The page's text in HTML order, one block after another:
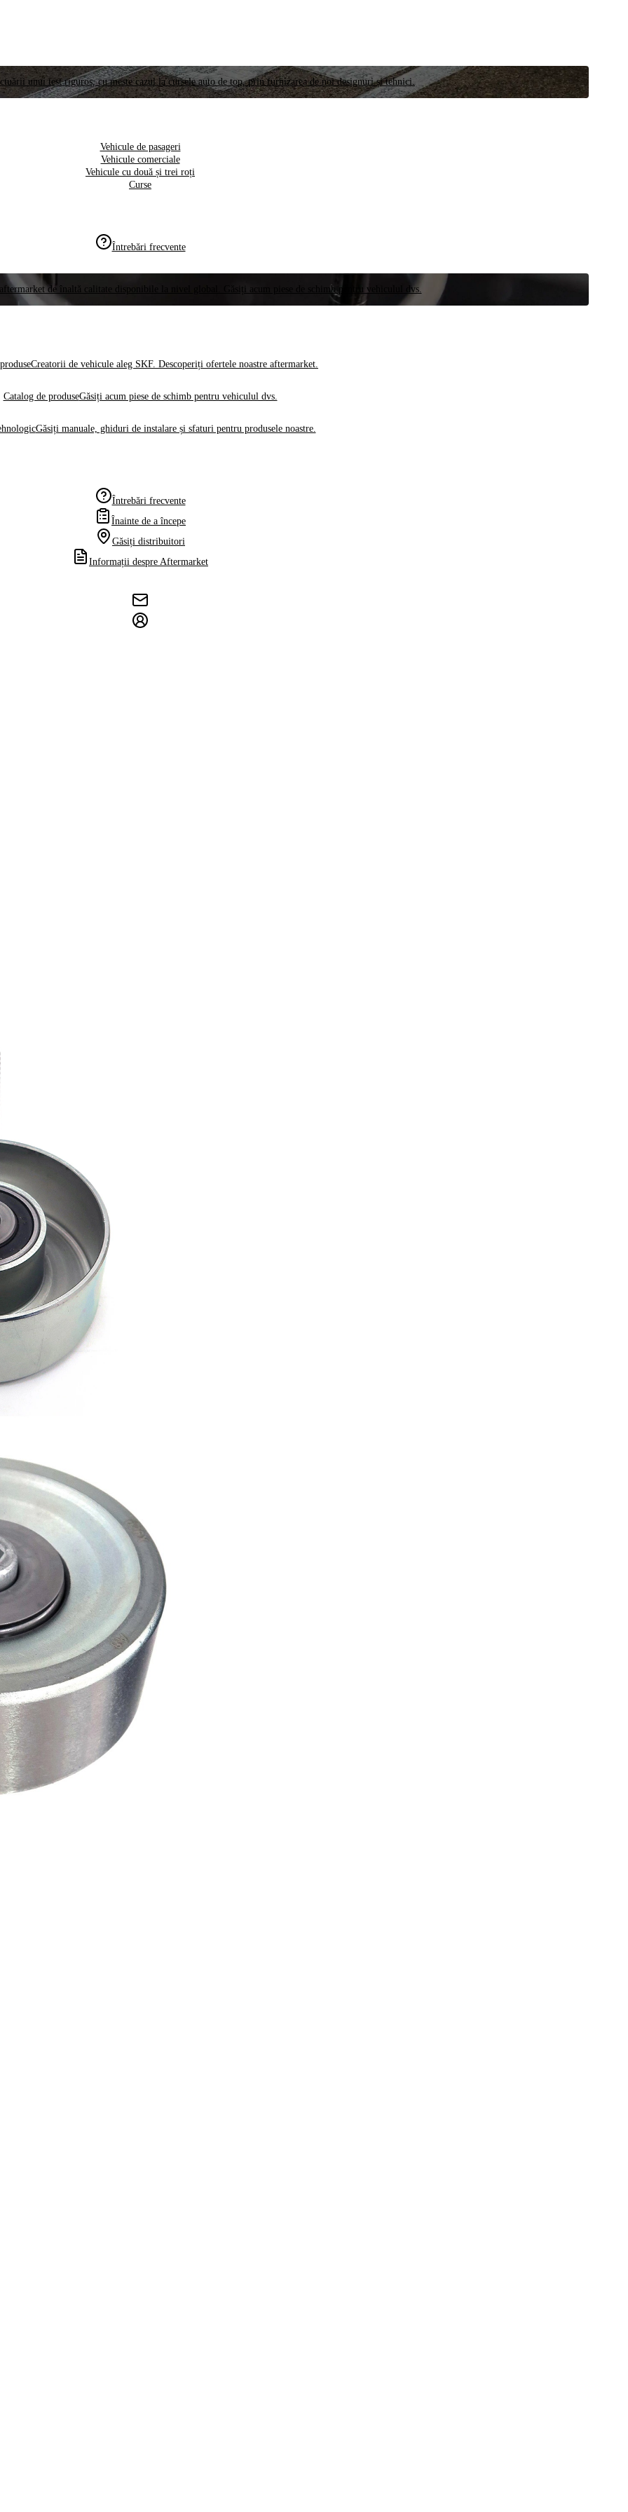
unui test riguros, cu meste cazul la cursele auto de top, prin furnizarea de noi designuri și tehnici.
Vehicule de pasageri
Vehicule comerciale
Vehicule cu două și trei roți
Curse
Întrebări frecvente
de înaltă calitate disponibile la nivel global. Găsiți acum piese de schimb pentru vehiculul dvs.
Creatorii de vehicule aleg SKF. Descoperiți ofertele noastre aftermarket.
Catalog de produseGăsiți acum piese de schimb pentru vehiculul dvs.
Găsiți manuale, ghiduri de instalare și sfaturi pentru produsele noastre.
Întrebări frecvente
Înainte de a începe
Găsiți distribuitori
Informații despre Aftermarket